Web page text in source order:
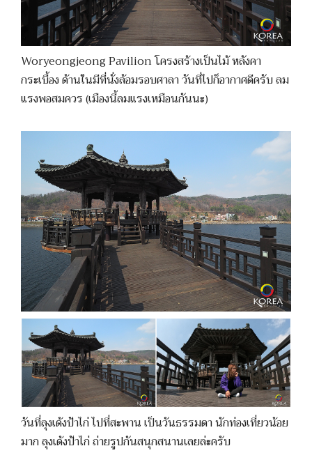
Woryeongjeong Pavilion โครงสร้างเป็นไม้ หลังคา
กระเบื้อง ด้านในมีที่นั่งล้อมรอบศาลา วันที่ไปก็อากาศดีครับ ลม
แรงพอสมควร (เมืองนี้ลมแรงเหมือนกันนะ)
วันที่ลุงเด้งป้าไก่ ไปที่สะพาน เป็นวันธรรมดา นักท่องเที่ยวน้อย
มาก ลุงเด้งป้าไก่ ถ่ายรูปกันสนุกสนานเลยล่ะครับ